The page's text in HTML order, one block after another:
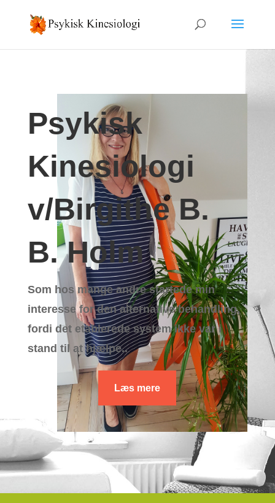
Psykisk
Kinesiologi
v/Birgithe B.
B. Holm
Som hos mange andre startede min
interesse for den alternative behandling,
fordi det etablerede system ikke var i
stand til at hjælpe..
Læs mere